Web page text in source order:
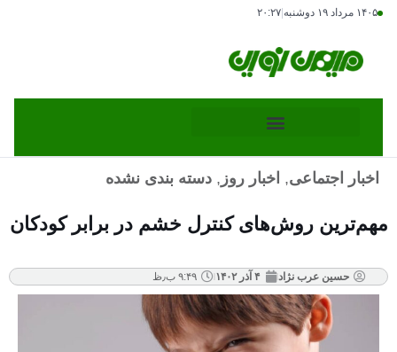
۱۴۰۵ مرداد ۱۹ دوشنبه ۲۰:۲۷
اخبار اجتماعی, اخبار روز , دسته بندی نشده
مهم‌ترین روش‌های کنترل خشم در برابر کودکان
حسین عرب نژاد ۴ آذر ۱۴۰۲ ۹:۴۹ ب٫ظ